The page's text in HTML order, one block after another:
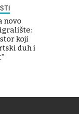
novo
koji
duh i